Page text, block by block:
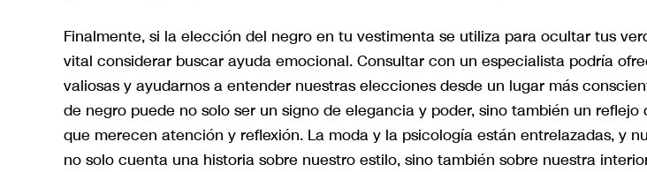
Finalmente, si la elección del negro en tu vestimenta se utiliza para ocultar tus
vital considerar buscar ayuda emocional. Consultar con un especialista podría
valiosas y ayudarnos a entender nuestras elecciones desde un lugar más
de negro puede no solo ser un signo de elegancia y poder, sino también un reflejo
que merecen atención y reflexión. La moda y la psicología están entrelazadas, y
no solo cuenta una historia sobre nuestro estilo, sino también sobre nuestra